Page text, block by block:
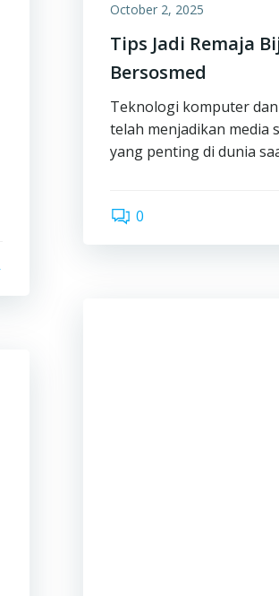
October 2, 2025
Tips Jadi Remaja
Bersosmed
Teknologi komputer
telah menjadikan media
yang penting di dunia
0